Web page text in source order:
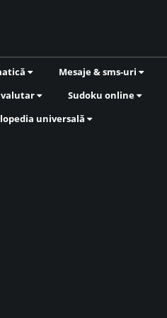
Mesaje & sms-uri
valutar Sudoku online
universală